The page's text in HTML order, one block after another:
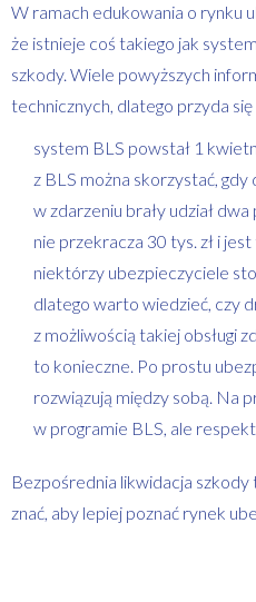
W ramach edukowania o rynku
że istnieje coś takiego jak
szkody. Wiele powyższych
technicznych, dlatego przyda
system BLS powstał 1
z BLS można skorzystać, gdy
w zdarzeniu brały udział
nie przekracza 30 tys. zł i
niektórzy ubezpieczyciele
dlatego warto wiedzieć, czy
z możliwością takiej obsługi
to konieczne. Po prostu
rozwiązują między sobą. Na
w programie BLS, ale
Bezpośrednia likwidacja
znać, aby lepiej poznać rynek